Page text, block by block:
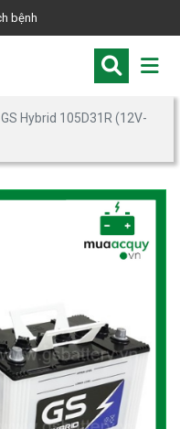
bệnh
Hybrid 105D31R (12V-